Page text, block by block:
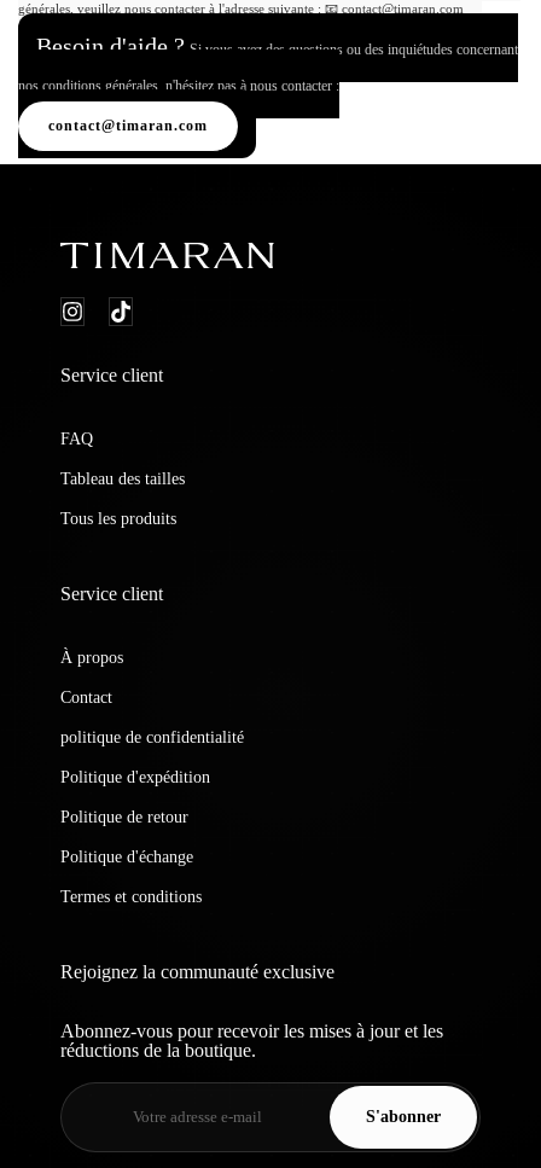
générales, veuillez nous contacter à l'adresse suivante : 📧 contact@timaran.com
Besoin d'aide ? Si vous avez des questions ou des inquiétudes concernant
nos conditions générales, n'hésitez pas à nous contacter :
contact@timaran.com
Service client
FAQ
Tableau des tailles
Tous les produits
Service client
À propos
Contact
politique de confidentialité
Politique d'expédition
Politique de retour
Politique d'échange
Termes et conditions
Rejoignez la communauté exclusive
Abonnez-vous pour recevoir les mises à jour et les
réductions de la boutique.
S'abonner